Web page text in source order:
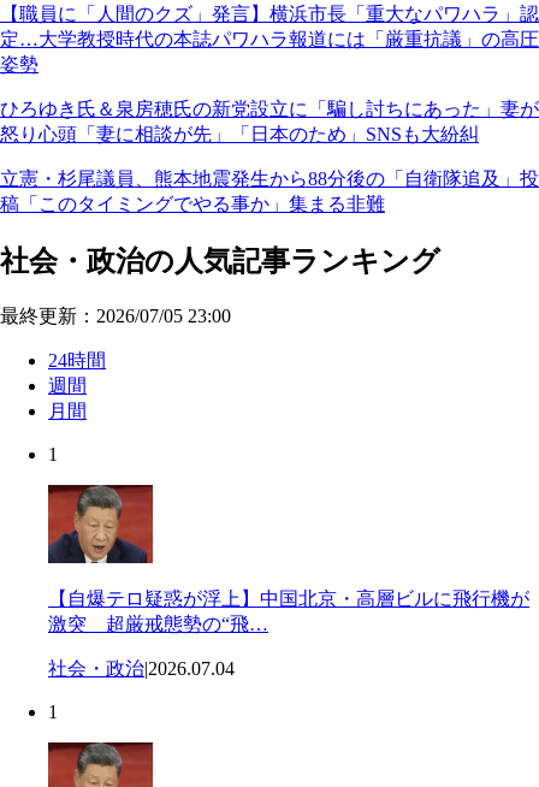
【職員に「人間のクズ」発言】横浜市長「重大なパワハラ」認
定…大学教授時代の本誌パワハラ報道には「厳重抗議」の高圧
姿勢
ひろゆき氏＆泉房穂氏の新党設立に「騙し討ちにあった」妻が
怒り心頭「妻に相談が先」「日本のため」SNSも大紛糾
立憲・杉尾議員、熊本地震発生から88分後の「自衛隊追及」投
稿「このタイミングでやる事か」集まる非難
社会・政治の人気記事ランキング
最終更新：2026/07/05 23:00
24時間
週間
月間
1
【自爆テロ疑惑が浮上】中国北京・高層ビルに飛行機が
激突 超厳戒態勢の“飛…
社会・政治|2026.07.04
1